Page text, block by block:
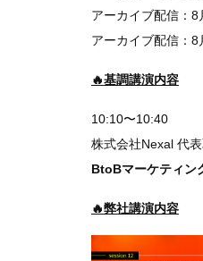
アーカイブ配信：
アーカイブ配信：
🔥基調講演内容
10:10〜10:40
株式会社Nexal 代
BtoBマーケティン
🔥弊社講演内容